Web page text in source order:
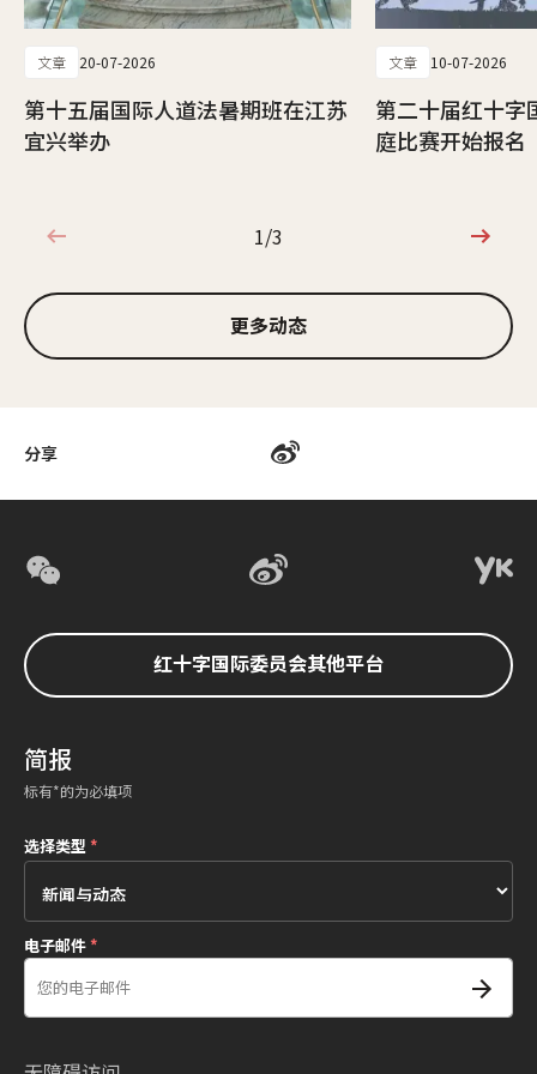
分享
文章 20-07-2026
第十五届国际人道法暑期班在江苏
宜兴举办
文章 10-07-2026
第二十届红十字
庭比赛开始报名
1/3
1/3
更多动态
红十字国际委员会其他平台
简报
标有*的为必填项
选择类型 *
电子邮件*